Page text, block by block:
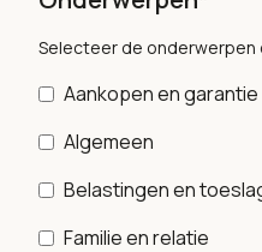
Selecteer de onderwerpen
Aankopen en garantie
Algemeen
Belastingen en
Familie en relatie